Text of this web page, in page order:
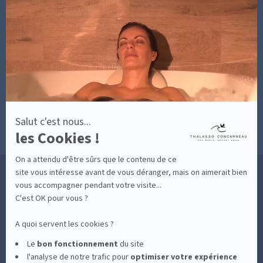
-
En
plus
sur
Axeptio
Salut c'est nous...
les Cookies !
On a attendu d'être sûrs que le contenu de ce
site vous intéresse avant de vous déranger, mais on aimerait bien
vous accompagner pendant votre visite...
C'est OK pour vous ?
A quoi servent les cookies ?
Le bon fonctionnement du site
l'analyse de notre trafic pour optimiservotre expérience
INFORMATIONS PRATIQUES
SOINS AVEC HÉBERGEMENT
DÉCOUVRIR EN IMAGES
NEWSLETTERS
BONNES RAISONS DE VENIR
MON COMPTE
MON PANIER
ACCÈS
CONTACT
MESURES D'HYGIÈNE
POLITIQUE DE CONFIDENTIALITÉ
MENTIONS LÉGALES
36 RUE DES SABLES BLANCS - 29900 CONCARNEAU - 02 98 75 05 40
CLIQUEZ-ICI POUR MODIFIER VOS PRÉFÉRENCES EN MATIÈRE DE COOKIES